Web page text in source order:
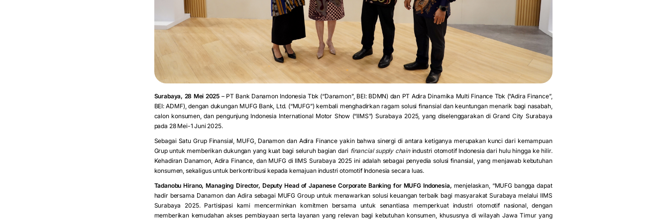
Surabaya, 28 Mei 2025 – PT Bank Danamon Indonesia Tbk (“Danamon”, BEI: BDMN) dan PT Adira Dinamika Multi Finance Tbk (“Adira Finance”,
BEI: ADMF), dengan dukungan MUFG Bank, Ltd. (“MUFG”) kembali menghadirkan ragam solusi finansial dan keuntungan menarik bagi nasabah,
calon konsumen, dan pengunjung Indonesia International Motor Show (“IIMS”) Surabaya 2025, yang diselenggarakan di Grand City Surabaya
pada 28 Mei-1 Juni 2025.
Sebagai Satu Grup Finansial, MUFG, Danamon dan Adira Finance yakin bahwa sinergi di antara ketiganya merupakan kunci dari kemampuan
Grup untuk memberikan dukungan yang kuat bagi seluruh bagian dari financial supply chainindustri otomotif Indonesia dari hulu hingga ke hilir.
Kehadiran Danamon, Adira Finance, dan MUFG di IIMS Surabaya 2025 ini adalah sebagai penyedia solusi finansial, yang menjawab kebutuhan
konsumen, sekaligus untuk berkontribusi kepada kemajuan industri otomotif Indonesia secara luas.
Tadanobu Hirano, Managing Director, Deputy Head of Japanese Corporate Banking for MUFG Indonesia, menjelaskan, “MUFG bangga dapat
hadir bersama Danamon dan Adira sebagai MUFG Group untuk menawarkan solusi keuangan terbaik bagi masyarakat Surabaya melalui IIMS
Surabaya 2025. Partisipasi kami mencerminkan komitmen bersama untuk senantiasa memperkuat industri otomotif nasional, dengan
memberikan kemudahan akses pembiayaan serta layanan yang relevan bagi kebutuhan konsumen, khususnya di wilayah Jawa Timur yang